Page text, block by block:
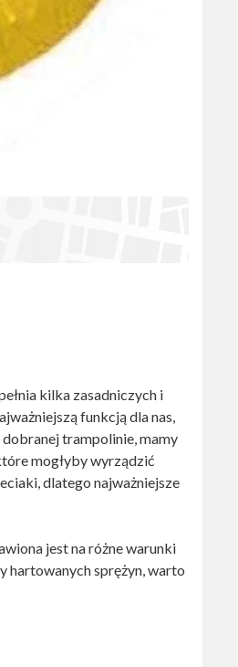
kilka zasadniczych i
funkcją dla nas,
trampolinie, mamy
mogłyby wyrządzić
dlatego najważniejsze
jest na różne warunki
hartowanych sprężyn, warto